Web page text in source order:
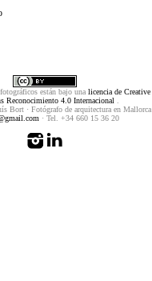
están bajo una licencia de Creative
Reconocimiento 4.0 Internacional .
Bort · Fotógrafo de arquitectura en Mallorca
· Tel. +34 660 15 36 20